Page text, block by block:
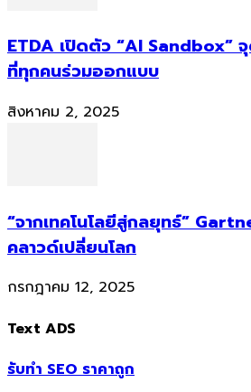
ETDA เปิดตัว “AI Sandbox”
ที่ทุกคนร่วมออกแบบ
สิงหาคม 2, 2025
“จากเทคโนโลยีสู่กลยุทธ์”
คลาวด์เปลี่ยนโลก
กรกฎาคม 12, 2025
Text ADS
รับทำ SEO ราคาถูก